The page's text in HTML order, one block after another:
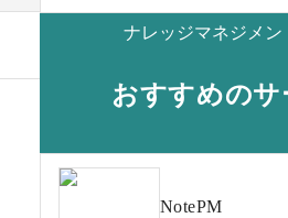
ナレッジマネジメン
おすすめのサ
NotePM